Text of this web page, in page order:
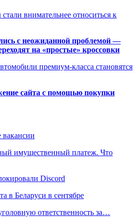
внимательнее относиться к
с неожиданной проблемой —
на «простые» кроссовки
премиум-класса становятся
сайта с помощью покупки
вакансии
имущественный платеж. Что
Discord
в Беларуси в сентябре
ответственность за…